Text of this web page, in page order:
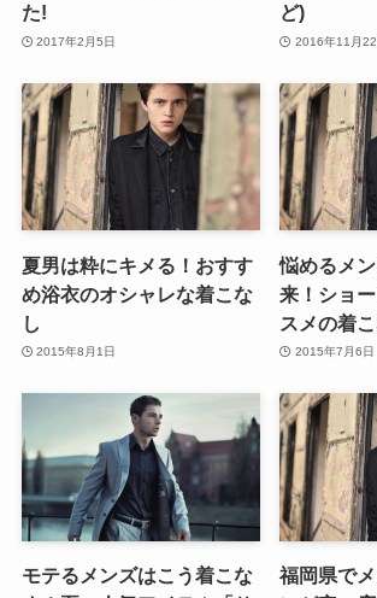
た!
2017年2月5日
ど)
2016年11月22
夏男は粋にキメる！おすす
め浴衣のオシャレな着こな
し
2015年8月1日
悩めるメ
来！ショ
スメの着
2015年7月6日
モテるメンズはこう着こな
福岡県で